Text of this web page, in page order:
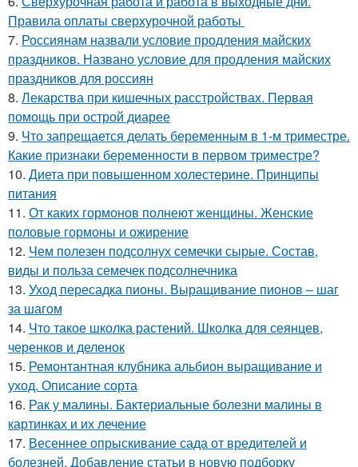
Правила оплаты сверхурочной работы
7. Россиянам назвали условие продления майских
праздников. Названо условие для продления майских
праздников для россиян
8. Лекарства при кишечных расстройствах. Первая
помощь при острой диарее
9. Что запрещается делать беременным в 1-м триместре.
Какие признаки беременности в первом триместре?
10. Диета при повышенном холестерине. Принципы
питания
11. От каких гормонов полнеют женщины. Женские
половые гормоны и ожирение
12. Чем полезен подсолнух семечки сырые. Состав,
виды и польза семечек подсолнечника
13. Уход пересадка пионы. Выращивание пионов – шаг
за шагом
14. Что такое школка растений. Школка для сеянцев,
черенков и деленок
15. Ремонтантная клубника альбион выращивание и
уход. Описание сорта
16. Рак у малины. Бактериальные болезни малины в
картинках и их лечение
17. Весеннее опрыскивание сада от вредителей и
болезней. Добавление статьи в новую подборку